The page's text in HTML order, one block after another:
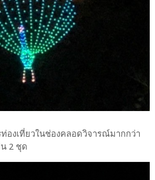
องเที่ยวในช่องคลอดวิจารณ์มากกว่า
2 ชุด